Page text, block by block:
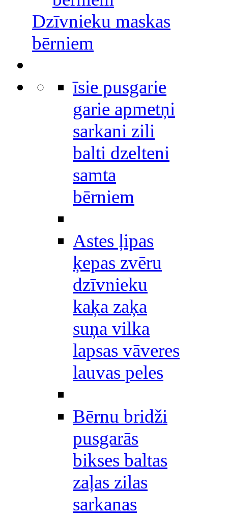
Dzīvnieku maskas
bērniem
īsie pusgarie
garie apmetņi
sarkani zili
balti dzelteni
samta
bērniem
Astes ļipas
ķepas zvēru
dzīvnieku
kaķa zaķa
suņa vilka
lapsas vāveres
lauvas peles
Bērnu bridži
pusgarās
bikses baltas
zaļas zilas
sarkanas